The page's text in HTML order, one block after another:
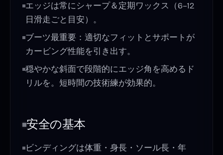
エッジは常にシャープ＆定期ワックス（6–12
日滑走ごと目安）。
ブーツ最重要：適切なフィットとサポートが
カービング性能を引き出す。
穏やかな斜面で段階的にエッジ角を高めるド
リルを。短時間の技術練が効果的。
安全の基本
ビンディングは体重・身長・ソール長・年